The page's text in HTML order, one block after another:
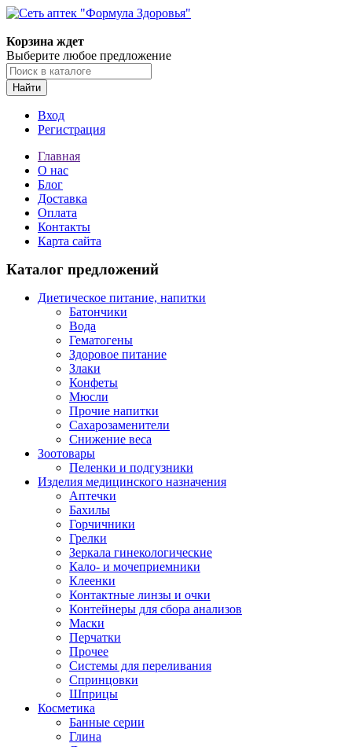
Корзина ждет
Выберите любое предложение
Найти
Вход
Регистрация
Главная
О нас
Блог
Доставка
Оплата
Контакты
Карта сайта
Каталог предложений
Диетическое питание, напитки
Батончики
Вода
Гематогены
Здоровое питание
Злаки
Конфеты
Мюсли
Прочие напитки
Сахарозаменители
Снижение веса
Зоотовары
Пеленки и подгузники
Изделия медицинского назначения
Аптечки
Бахилы
Горчичники
Грелки
Зеркала гинекологические
Кало- и мочеприемники
Клеенки
Контактные линзы и очки
Контейнеры для сбора анализов
Маски
Перчатки
Прочее
Системы для переливания
Спринцовки
Шприцы
Косметика
Банные серии
Глина